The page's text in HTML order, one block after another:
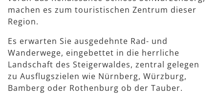
machen es zum touristischen Zentrum dieser
Region.
Es erwarten Sie ausgedehnte Rad- und
Wanderwege, eingebettet in die herrliche
Landschaft des Steigerwaldes, zentral gelegen
zu Ausflugszielen wie Nürnberg, Würzburg,
Bamberg oder Rothenburg ob der Tauber.